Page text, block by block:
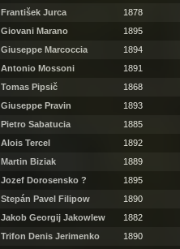
František Jurca
1878
Giovani Marano
1895
Giuseppe Marcoccia
1894
Antonio Mossoni
1891
Tomas Pipsič
1868
Giuseppe Pravin
1893
Pietro Sabatucia
1885
Alois Tercel
1892
Martin Biziak
1889
Jozef Dorosensko ?
1895
Stepán Pavel Filipow
1890
Jakob Georgij Jakowlew
1882
Trifon Denis Jerimenko
1890